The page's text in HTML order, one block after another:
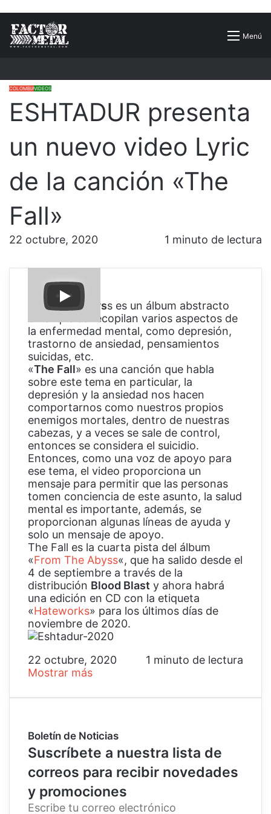
Menú
Buscar
COLOMBIAVIDEOS
ESHTADUR presenta
un nuevo video Lyric
de la canción «The
Fall»
22 octubre, 2020 1 minuto de lectura
From The Abyss es un álbum abstracto
en el que se recopilan varios aspectos de
la enfermedad mental, como depresión,
trastorno de ansiedad, pensamientos
suicidas, etc.
«The Fall» es una canción que habla
sobre este tema en particular, la
depresión y la ansiedad nos hacen
comportarnos como nuestros propios
enemigos mortales, dentro de nuestras
cabezas, y a veces se sale de control,
entonces se considera el suicidio.
Entonces, como una voz de apoyo para
ese tema, el video proporciona un
mensaje para permitir que las personas
tomen conciencia de este asunto, la salud
mental es importante, además, se
proporcionan algunas líneas de ayuda y
solo un mensaje de apoyo.
The Fall es la cuarta pista del álbum
«From The Abyss«, que ha salido desde el
4 de septiembre a través de la
distribución Blood Blast y ahora habrá
una edición en CD con la etiqueta
«Hateworks» para los últimos días de
noviembre de 2020.
22 octubre, 2020
1 minuto de lectura
Mostrar más
Boletín de Noticias
Suscríbete a nuestra lista de
correos para recibir novedades
y promociones
E